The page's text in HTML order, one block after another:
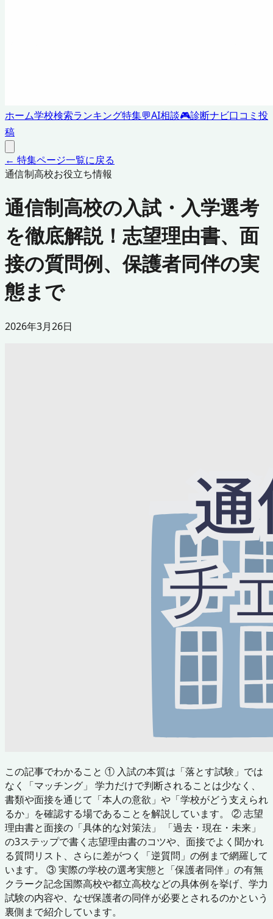
ホーム学校検索ランキング特集💬AI相談🎮診断ナビ口コミ投
稿
← 特集ページ一覧に戻る
通信制高校お役立ち情報
通信制高校の入試・入学選考
を徹底解説！志望理由書、面
接の質問例、保護者同伴の実
態まで
2026年3月26日
この記事でわかること ① 入試の本質は「落とす試験」では
なく「マッチング」 学力だけで判断されることは少なく、
書類や面接を通じて「本人の意欲」や「学校がどう支えられ
るか」を確認する場であることを解説しています。 ② 志望
理由書と面接の「具体的な対策法」 「過去・現在・未来」
の3ステップで書く志望理由書のコツや、面接でよく聞かれ
る質問リスト、さらに差がつく「逆質問」の例まで網羅して
います。 ③ 実際の学校の選考実態と「保護者同伴」の有無
クラーク記念国際高校や都立高校などの具体例を挙げ、学力
試験の内容や、なぜ保護者の同伴が必要とされるのかという
裏側まで紹介しています。